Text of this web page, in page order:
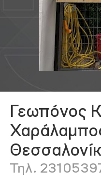
Γεωπόνος
Τηλ.